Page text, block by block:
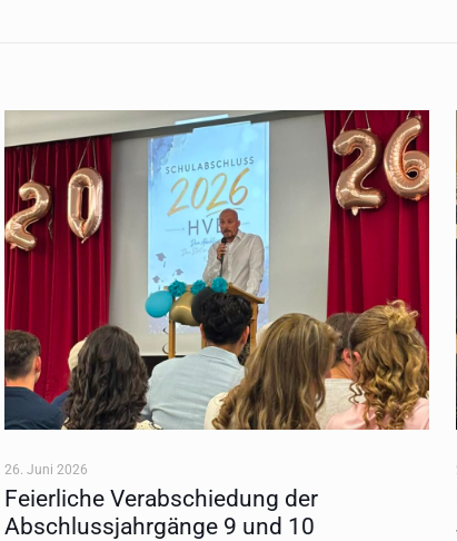
26. Juni 2026
Feierliche Verabschiedung der
Abschlussjahrgänge 9 und 10